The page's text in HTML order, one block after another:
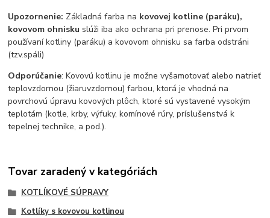
Upozornenie: Základná farba na kovovej kotline (paráku),
kovovom ohnisku slúži iba ako ochrana pri prenose. Pri prvom
používaní kotliny (paráku) a kovovom ohnisku sa farba odstráni
(tzv.spáli)
Odporúčanie: Kovovú kotlinu je možne vyšamotovať alebo natrieť
teplovzdornou (žiaruvzdornou) farbou, ktorá je vhodná na
povrchovú úpravu kovových plôch, ktoré sú vystavené vysokým
teplotám (kotle, krby, výfuky, komínové rúry, príslušenstvá k
tepelnej technike, a pod.).
Tovar zaradený v kategóriách
KOTLÍKOVÉ SÚPRAVY
Kotlíky s kovovou kotlinou